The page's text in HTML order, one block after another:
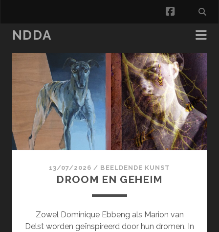
facebook
NDDA
NDDA
Posts
13/07/2026 / BEELDENDE KUNST
DROOM EN GEHEIM
Zowel Dominique Ebbeng als Marion van
Delst worden geïnspireerd door hun dromen. In